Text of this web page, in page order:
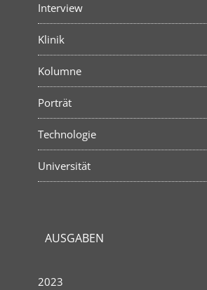
Interview
Klinik
Kolumne
Porträt
Technologie
Universität
AUSGABEN
2023